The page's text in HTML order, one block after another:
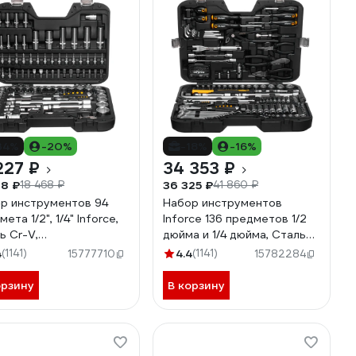
-20%
₽
₽18 468 ₽
инструментов 94
1/2", 1/4" Inforce,
Cr-V,
06-
(1141) 15777710
-16%
34 353 ₽
36 325 ₽41 860 ₽
Набор инструментов
Inforce 136 предметов 1/2
дюйма и 1/4 дюйма, Сталь
Cr-V, Профессиональный,
4.4(1141) 15782284
В корзину